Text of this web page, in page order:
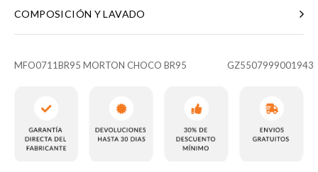
COMPOSICIÓN Y LAVADO
MFO0711BR95 MORTON CHOCO BR95 GZ5507999001943